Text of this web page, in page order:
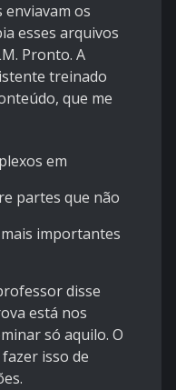
os
esses arquivos
Pronto. A
treinado
que me
em
partes que não
importantes
disse
está nos
só aquilo. O
isso de